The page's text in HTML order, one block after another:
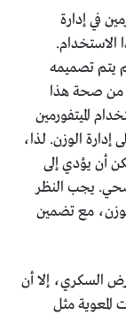
في إدارة
الاستخدام.
يتم تصميمه
من صحة هذا
الميتفورمين
إدارة الوزن. لذا،
أن يؤدي إلى
يجب النظر
مع تضمين
السكري، إلا أن
المعوية مثل